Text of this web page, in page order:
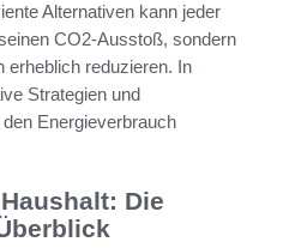
Alternativen kann jeder
CO2-Ausstoß, sondern
erheblich reduzieren. In
Strategien und
Energieverbrauch
Die